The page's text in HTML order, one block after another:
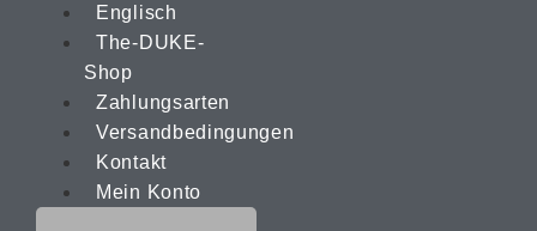
The-DUKE-
Shop
Zahlungsarten
Versandbedingungen
Kontakt
Mein Konto